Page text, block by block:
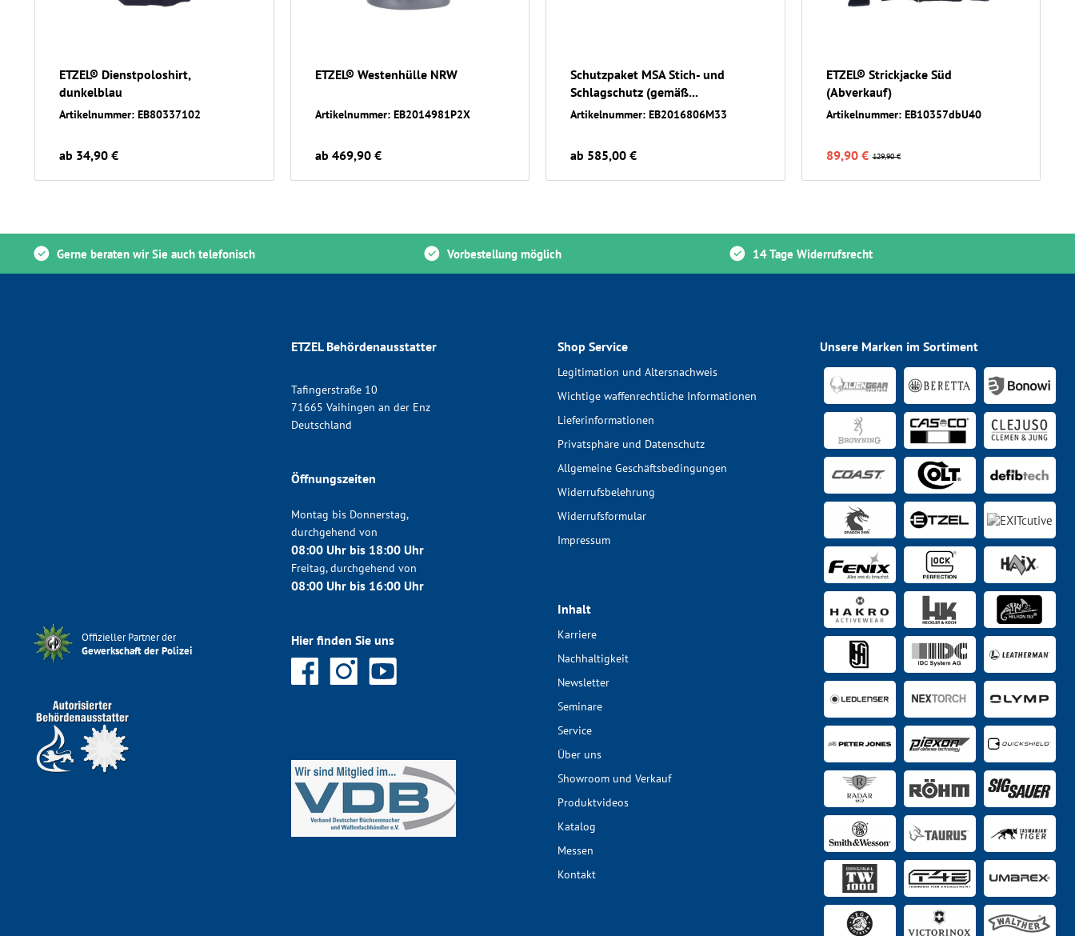
ETZEL® Dienstpoloshirt,
dunkelblau
Artikelnummer: EB80337102
ab 34,90 €
ETZEL® Westenhülle NRW
Artikelnummer: EB2014981P2X
ab 469,90 €
Schutzpaket MSA Stich- und
Schlagschutz (gemäß...
Artikelnummer: EB2016806M33
ab 585,00 €
ETZEL® Strickjacke Süd
(Abverkauf)
Artikelnummer: EB10357dbU40
129,90 €
89,90 €
Gerne beraten wir Sie auch telefonisch Vorbestellung möglich 14 Tage Widerrufsrecht
Offizieller Partner der
Gewerkschaft der Polizei
ETZEL Behördenausstatter
Tafingerstraße 10
71665 Vaihingen an der Enz
Deutschland
Öffnungszeiten
Montag bis Donnerstag,
durchgehend von
08:00 Uhr bis 18:00 Uhr
Freitag, durchgehend von
08:00 Uhr bis 16:00 Uhr
Hier finden Sie uns
Shop Service
Legitimation und Altersnachweis
Wichtige waffenrechtliche Informationen
Lieferinformationen
Privatsphäre und Datenschutz
Allgemeine Geschäftsbedingungen
Widerrufsbelehrung
Widerrufsformular
Impressum
Inhalt
Karriere
Nachhaltigkeit
Newsletter
Seminare
Service
Über uns
Showroom und Verkauf
Produktvideos
Katalog
Messen
Kontakt
Unsere Marken im Sortiment